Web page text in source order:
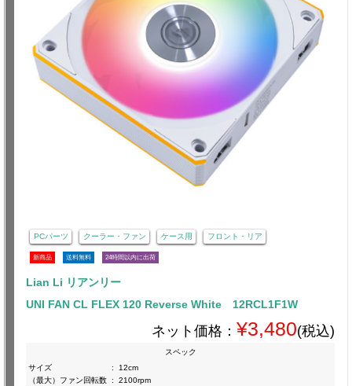
PCパーツ クーラー・ファン ケース用 フロント・リア
新商品 送料無料 24時間以内に出荷
Lian Li リアンリー
UNI FAN CL FLEX 120 Reverse White 12RCL1F1W
ネット価格： ¥3,480(税込)
スペック
サイズ
:
12cm
（最大）ファン回転数 :
2100rpm